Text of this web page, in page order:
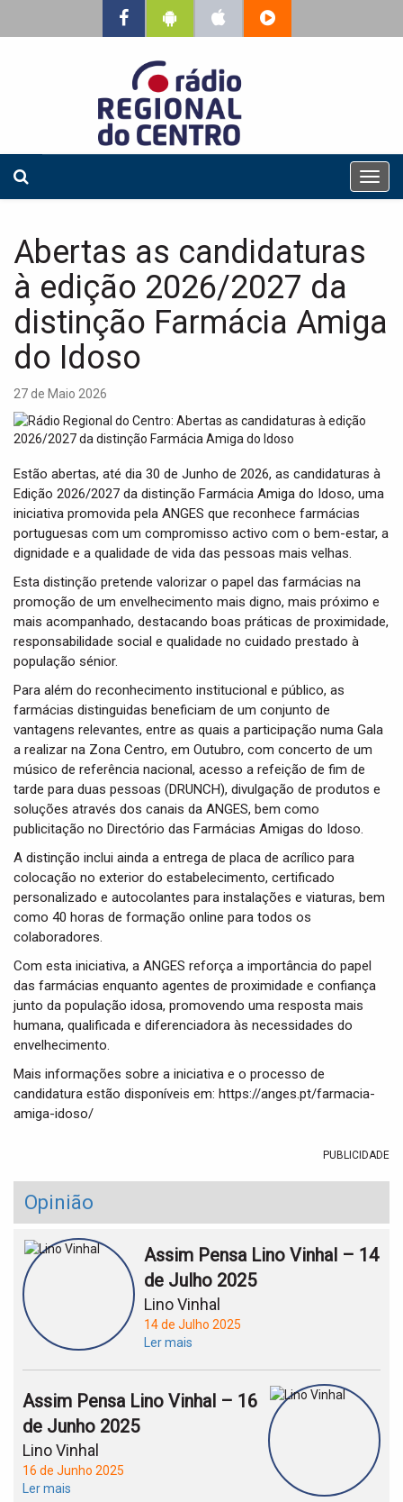
T
o
v
Abertas as candidaturas
à edição 2026/2027 da
distinção Farmácia Amiga
do Idoso
27 de Maio 2026
Estão abertas, até dia 30 de Junho de 2026, as candidaturas à
Edição 2026/2027 da distinção Farmácia Amiga do Idoso, uma
iniciativa promovida pela ANGES que reconhece farmácias
portuguesas com um compromisso activo com o bem-estar, a
dignidade e a qualidade de vida das pessoas mais velhas.
Esta distinção pretende valorizar o papel das farmácias na
promoção de um envelhecimento mais digno, mais próximo e
mais acompanhado, destacando boas práticas de proximidade,
responsabilidade social e qualidade no cuidado prestado à
população sénior.
Para além do reconhecimento institucional e público, as
farmácias distinguidas beneficiam de um conjunto de
vantagens relevantes, entre as quais a participação numa Gala
a realizar na Zona Centro, em Outubro, com concerto de um
músico de referência nacional, acesso a refeição de fim de
tarde para duas pessoas (DRUNCH), divulgação de produtos e
soluções através dos canais da ANGES, bem como
publicitação no Directório das Farmácias Amigas do Idoso.
A distinção inclui ainda a entrega de placa de acrílico para
colocação no exterior do estabelecimento, certificado
personalizado e autocolantes para instalações e viaturas, bem
como 40 horas de formação online para todos os
colaboradores.
Com esta iniciativa, a ANGES reforça a importância do papel
das farmácias enquanto agentes de proximidade e confiança
junto da população idosa, promovendo uma resposta mais
humana, qualificada e diferenciadora às necessidades do
envelhecimento.
Mais informações sobre a iniciativa e o processo de
candidatura estão disponíveis em: https://anges.pt/farmacia-
amiga-idoso/
PUBLICIDADE
Opinião
Assim Pensa Lino Vinhal – 14
de Julho 2025
Lino Vinhal
14 de Julho 2025
Ler mais
Assim Pensa Lino Vinhal – 16
de Junho 2025
Lino Vinhal
16 de Junho 2025
Ler mais